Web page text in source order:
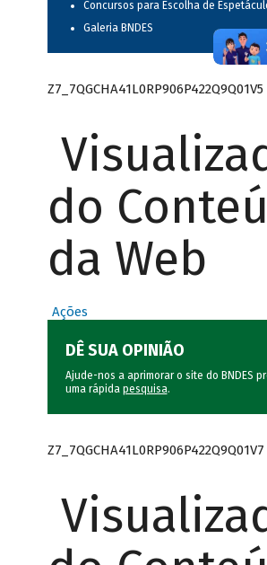
Concursos para Escolha de
Galeria BNDES
Z7_7QGCHA41L0RP906P422Q9Q01V5
do
da Web
Ações
DÊ SUA OPINIÃO
Ajude-nos a aprimorar o site do BNDES
uma rápida pesquisa.
Z7_7QGCHA41L0RP906P422Q9Q01V7